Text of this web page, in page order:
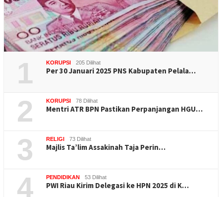
1 KORUPSI 205 Dilihat
Per 30 Januari 2025 PNS Kabupaten Pelala…
2 KORUPSI 78 Dilihat
Mentri ATR BPN Pastikan Perpanjangan HGU…
3 RELIGI 73 Dilihat
Majlis Ta’lim Assakinah Taja Perin…
4 PENDIDIKAN 53 Dilihat
PWI Riau Kirim Delegasi ke HPN 2025 di K…